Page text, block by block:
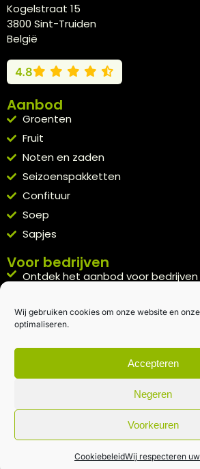
Wij gebruiken cookies om onze website en
optimaliseren.
Accepteren
Negeren
Voorkeuren
CookiebeleidWij respecteren
Kogelstraat 15
3800 Sint-Truiden
België
4.8
Aanbod
Groenten
Fruit
Noten en zaden
Seizoenspakketten
Confituur
Soep
Sapjes
Voor bedrijven
Ontdek het aanbod voor bedrijven
Kennismakingspakket aanvragen
Blijft op de hoogte
Rechtstreeks van het veld naar je
Inschrijven nieuwsbrief
Algemene voorwaarden|Privacybeleid|
creativitijd